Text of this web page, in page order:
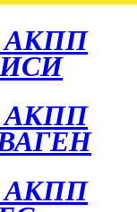
АКПП
АКПП
АКПП